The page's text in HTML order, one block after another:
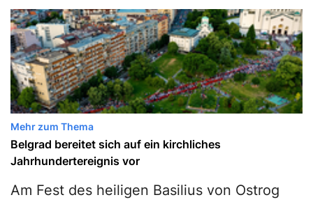
Mehr zum Thema
Belgrad bereitet sich auf ein kirchliches
Jahrhundertereignis vor
Am Fest des heiligen Basilius von Ostrog